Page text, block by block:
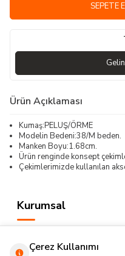
SEPETE
Ürün Açıklaması
Kumaş:PELUŞ/ÖRME
Modelin Bedeni:38/M beden.
Manken Boyu:1.68cm.
Ürün renginde konsept
Çekimlerimizde kullanılan
Kurumsal
Çerez Kullanımı